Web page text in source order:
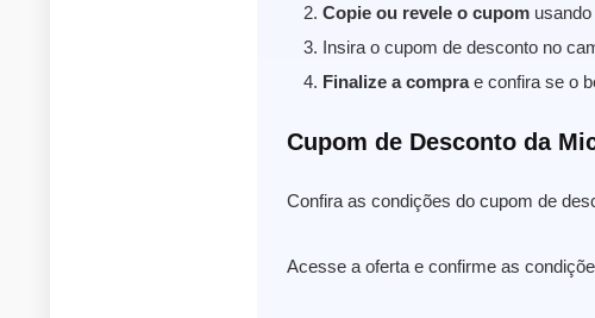
Copie ou revele o cupom
Insira o cupom de desconto no
Finalize a comprae confira se o
Cupom de Desconto da
Confira as condições do cupom de
Acesse a oferta e confirme as